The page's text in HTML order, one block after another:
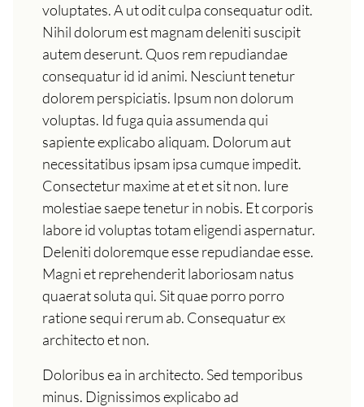
voluptates. A ut odit culpa consequatur odit.
Nihil dolorum est magnam deleniti suscipit
autem deserunt. Quos rem repudiandae
consequatur id id animi. Nesciunt tenetur
dolorem perspiciatis. Ipsum non dolorum
voluptas. Id fuga quia assumenda qui
sapiente explicabo aliquam. Dolorum aut
necessitatibus ipsam ipsa cumque impedit.
Consectetur maxime at et et sit non. Iure
molestiae saepe tenetur in nobis. Et corporis
labore id voluptas totam eligendi aspernatur.
Deleniti doloremque esse repudiandae esse.
Magni et reprehenderit laboriosam natus
quaerat soluta qui. Sit quae porro porro
ratione sequi rerum ab. Consequatur ex
architecto et non.
Doloribus ea in architecto. Sed temporibus
minus. Dignissimos explicabo ad